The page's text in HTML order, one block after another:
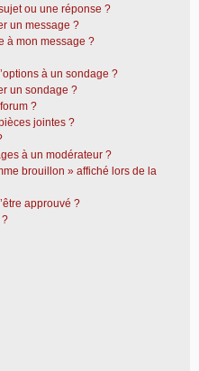
ou une réponse ?
un message ?
à mon message ?
à un sondage ?
un sondage ?
?
jointes ?
à un modérateur ?
brouillon » affiché lors de la
approuvé ?
?